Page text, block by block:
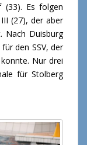
(33). Es folgen
(27), der aber
Nach Duisburg
den SSV, der
Nur drei
für Stolberg